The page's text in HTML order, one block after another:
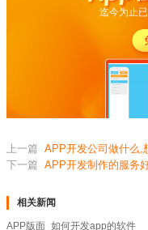
迄今为止
上一篇 APP开发公司做什么,
下一篇 APP开发制作的服务
相关新闻
APP版面_如何开发app的软件